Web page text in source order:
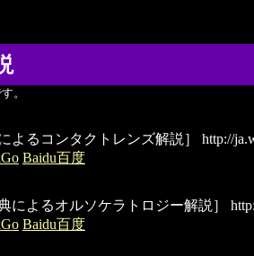
。
よるコンタクトレンズ解説］
http://
Baidu百度
によるオルソケラトロジー解説］
Baidu百度